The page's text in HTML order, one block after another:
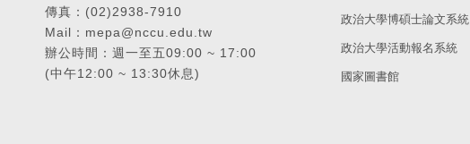
傳真：(02)2938-7910
Mail： mepa@nccu.edu.tw
辦公時間：週一至五09:00 ~ 17:00
(中午12:00 ~ 13:30休息)
政治大學博碩士論文系統
政治大學活動報名系統
國家圖書館